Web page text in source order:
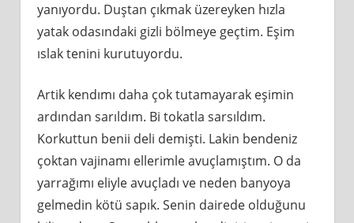
yanıyordu. Duştan çıkmak üzereyken hızla
yatak odasındaki gizli bölmeye geçtim. Eşim
ıslak tenini kurutuyordu.
Artik kendımı daha çok tutamayarak eşimin
ardından sarıldım. Bi tokatla sarsıldım.
Korkuttun benii deli demişti. Lakin bendeniz
çoktan vajinamı ellerimle avuçlamıştım. O da
yarrağımı eliyle avuçladı ve neden banyoya
gelmedin kötü sapık. Senin dairede olduğunu